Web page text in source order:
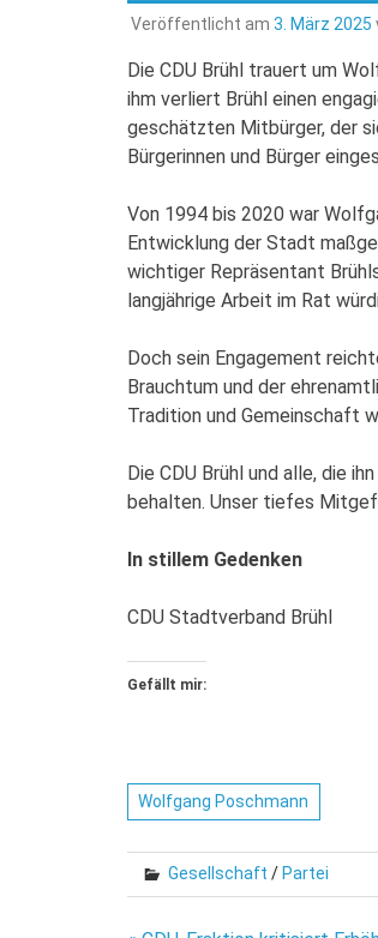
Veröffentlicht am 3. März 2025
Die CDU Brühl trauert um
ihm verliert Brühl einen
geschätzten Mitbürger, der
Bürgerinnen und Bürger
Von 1994 bis 2020 war
Entwicklung der Stadt
wichtiger Repräsentant
langjährige Arbeit im Rat
Doch sein Engagement
Brauchtum und der
Tradition und Gemeinschaft
Die CDU Brühl und alle, die
behalten. Unser tiefes
In stillem Gedenken
CDU Stadtverband Brühl
Gefällt mir:
Wolfgang Poschmann
Gesellschaft / Partei